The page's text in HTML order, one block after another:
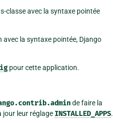
classe avec la syntaxe pointée
la syntaxe pointée, Django
pour cette application.
de faire la
jour leur réglage INSTALLED_APPS.